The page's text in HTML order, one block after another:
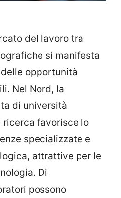
del lavoro tra
si manifesta
opportunità
Nel Nord, la
di università
ricerca favorisce lo
specializzate e
attrattive per le
Di
possono